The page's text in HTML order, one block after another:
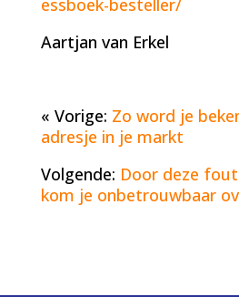
Aartjan van Erkel
« Vorige: Zo word je
adresje in je markt
Volgende: Door deze
kom je onbetrouwbaar